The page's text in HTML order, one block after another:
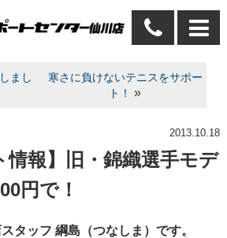
まし
寒さに負けないテニスをサポー
ト！
»
2013.10.18
情報】旧・錦織選手モデ
円で！
タッフ 綱島（つなしま）です。